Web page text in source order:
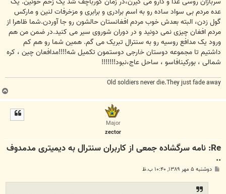
عده مردم بی سواد ساده رو به اسم برادری و برابری و مزخرفات لنین و مارکس
گول زدن، البته بعدش خوب مردم افغانستان حالشون رو جا آوردن.شما ظاهرا از
مردم افغان چیزی نمی دونید و در دوران شوروی سیر می کنید.در ضمن من هم
ورود یک مدافع روسیه رو به سنترال تبریک می گم. همین شما رو هم کم
داشتیم تا مجموعه دوستان خارجی دوستمون تکمیل شه!!!!مدافعان چین ، کره
شمالی ، بورکینافاسو ، ساحل عاج،نبود!!!!!!!
Old soldiers never die.They just fade away
ب
ا
Major
zector
Re: نامه سرگشاده جمعی از کاربران سنترال به دیمیتری مدمدوف
..
پ دوشنبه ۵ مهر ۱۳۸۹, ۱۰:۴۰ ب.ظ